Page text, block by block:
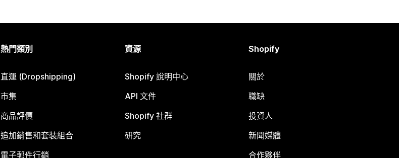
熱門類別
直運 (Dropshipping)
市集
商品評價
追加銷售和套裝組合
電子郵件行銷
資源
Shopify 說明中心
API 文件
Shopify 社群
研究
Shopify
關於
職缺
投資人
新聞媒體
合作夥伴